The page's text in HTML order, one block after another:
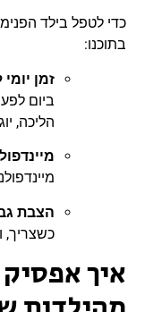
כדי לטפל בילד
בתוכנו:
זמן
ביום
הליכה,
הצבת
כשצריך,
איך